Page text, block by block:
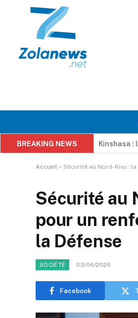
BREAKING NEWS VAR4 :
Accueil » Sécurité au Nord-Kivu :
Sécurité au
pour un
la Défense
SOCIÉTÉ 03/06/2026
Facebook